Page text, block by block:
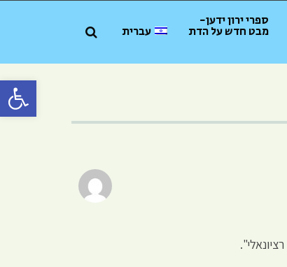
פתח
ספרי ירון ידען-
מבט חדש על הדת עברית